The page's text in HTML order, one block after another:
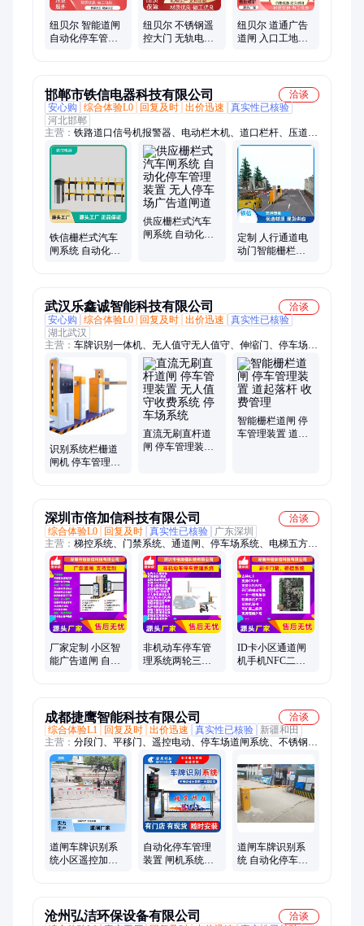
纽贝尔 智能道闸
自动化停车管理
纽贝尔 不锈钢遥
控大门 无轨电动
纽贝尔 道通广告
道闸 入口工地远
邯郸市铁信电器科技有限公司
洽谈
安心购
综合体验L0 回复及时 出价迅速
真实性已核验
河北邯郸
主营： 铁路道口信号机报警器、电动栏木机、道口栏杆、压道
铃、磁电传感器、道口信号设备
铁信栅栏式汽车
闸系统 自动化停
供应栅栏式汽车
闸系统 自动化停
定制 人行通道电
动门智能栅栏道
武汉乐鑫诚智能科技有限公司
洽谈
安心购
综合体验L0 回复及时 出价迅速
真实性已核验
湖北武汉
主营： 车牌识别一体机、无人值守无人值守、伸缩门、停车场、
挡车器、出入口、道闸门、直线门、人脸识别自动门、空降闸、
电动门、铝合金伸缩门、栏杆闸、防撞柱、速通门、折叠门、升
降柱、广告门、起落杆、广告闸、平移门、智能人行通道、门禁
系统
识别系统栏栅道
闸机 停车管理装
直流无刷直杆道
闸 停车管理装置
智能栅栏道闸 停
车管理装置 道起
深圳市倍加信科技有限公司
洽谈
综合体验L0
回复及时 真实性已核验
广东深圳
主营： 梯控系统、门禁系统、通道闸、停车场系统、电梯五方对
讲、访客机、考勤系统、消费系统
厂家定制 小区智
能广告道闸 自动
非机动车停车管
理系统两轮三轮
ID卡小区通道闸
机手机NFC二维
成都捷鹰智能科技有限公司
洽谈
综合体验L1
回复及时 出价迅速 真实性已核验
新疆和田
主营： 分段门、平移门、遥控电动、停车场道闸系统、不锈钢智
能
道闸车牌识别系
统小区遥控加工
自动化停车管理
装置 闸机系统通
道闸车牌识别系
统 自动化停车管
沧州弘洁环保设备有限公司
洽谈